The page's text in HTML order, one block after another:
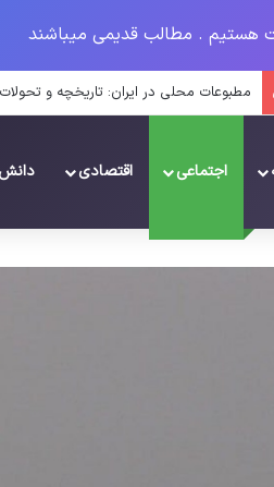
هستیم . مطالب قدیمی میباشند
چگونه کسب‌وکارهای محلی می‌توانند از
اجتماعی اقتصادی دانش